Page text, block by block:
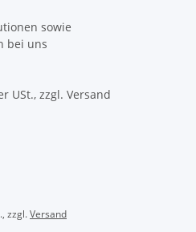
sowie
bei uns
USt., zzgl. Versand
zzgl.Versand